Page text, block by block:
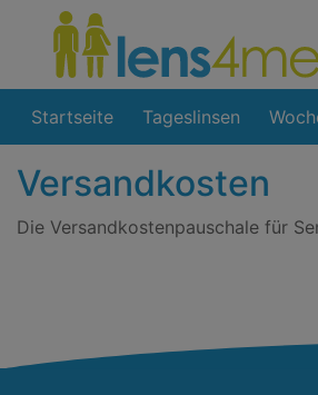
Startseite Tageslinsen
Versandkosten
Die Versandkostenpauschale für